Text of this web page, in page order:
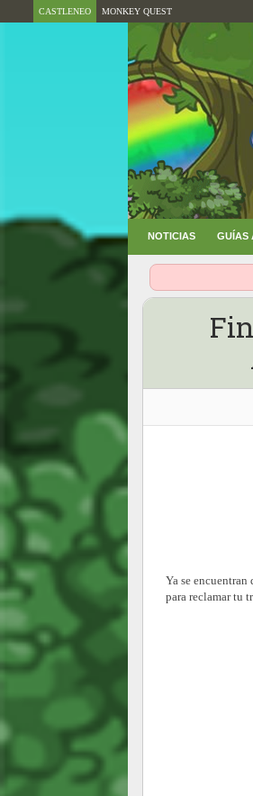
CASTLENEO MONKEY QUEST
NOTICIAS GUÍAS
Ya se
para reclamar tu